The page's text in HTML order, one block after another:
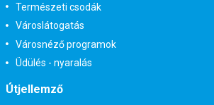
Természeti csodák
Városlátogatás
Városnéző programok
Üdülés - nyaralás
Útjellemző